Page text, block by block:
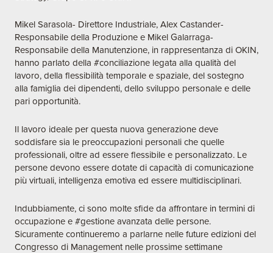
Mikel Sarasola- Direttore Industriale, Alex Castander-
Responsabile della Produzione e Mikel Galarraga-
Responsabile della Manutenzione, in rappresentanza di OKIN,
hanno parlato della #conciliazione legata alla qualità del
lavoro, della flessibilità temporale e spaziale, del sostegno
alla famiglia dei dipendenti, dello sviluppo personale e delle
pari opportunità.
Il lavoro ideale per questa nuova generazione deve
soddisfare sia le preoccupazioni personali che quelle
professionali, oltre ad essere flessibile e personalizzato. Le
persone devono essere dotate di capacità di comunicazione
più virtuali, intelligenza emotiva ed essere multidisciplinari.
Indubbiamente, ci sono molte sfide da affrontare in termini di
occupazione e #gestione avanzata delle persone.
Sicuramente continueremo a parlarne nelle future edizioni del
Congresso di Management nelle prossime settimane